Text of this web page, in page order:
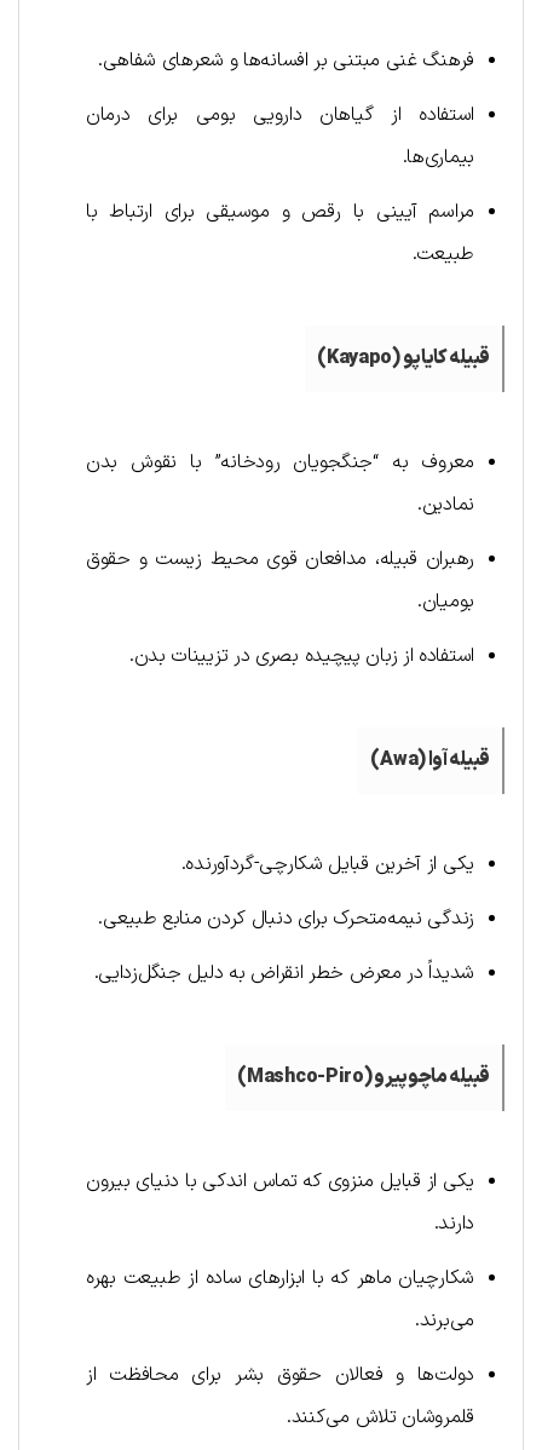
فرهنگ غنی مبتنی بر افسانه‌ها و شعرهای شفاهی.
استفاده از گیاهان دارویی بومی برای درمان
بیماری‌ها.
مراسم آیینی با رقص و موسیقی برای ارتباط با
طبیعت.
قبیله کایاپو (Kayapo
)
معروف به “جنگجویان رودخانه” با نقوش بدن
نمادین.
رهبران قبیله، مدافعان قوی محیط زیست و حقوق
بومیان.
استفاده از زبان پیچیده بصری در تزیینات بدن.
قبیله آوا (Awa
)
یکی از آخرین قبایل شکارچی-گردآورنده.
زندگی نیمه‌متحرک برای دنبال کردن منابع طبیعی.
شدیداً در معرض خطر انقراض به دلیل جنگل‌زدایی.
قبیله ماچوپیرو (Mashco-Piro
)
یکی از قبایل منزوی که تماس اندکی با دنیای بیرون
دارند.
شکارچیان ماهر که با ابزارهای ساده از طبیعت بهره
می‌برند.
دولت‌ها و فعالان حقوق بشر برای محافظت از
قلمروشان تلاش می‌کنند.